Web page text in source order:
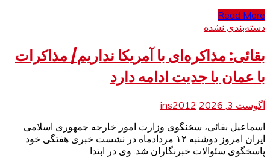
Read More
دسته‌بندی نشده
بقائی: مذاکره‌ای با آمریکا نداریم/ مذاکرات
با عمان با جدیت ادامه دارد
آگوست 3, 2026
ins2012
اسماعیل بقائی، سخنگوی وزارت امور خارجه جمهوری اسلامی
ایران امروز دوشنبه ۱۲ مردادماه در نشست خبری هفتگی خود
پاسخگوی سئوالات خبرنگاران شد. وی در ابتدا